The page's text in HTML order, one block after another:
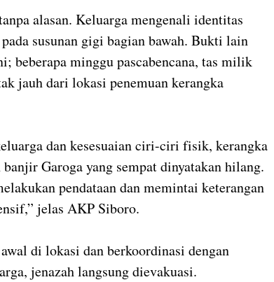
alasan. Keluarga mengenali identitas
susunan gigi bagian bawah. Bukti lain
beberapa minggu pascabencana, tas milik
jauh dari lokasi penemuan kerangka
dan kesesuaian ciri-ciri fisik, kerangka
Garoga yang sempat dinyatakan hilang.
pendataan dan memintai keterangan
jelas AKP Siboro.
di lokasi dan berkoordinasi dengan
jenazah langsung dievakuasi.